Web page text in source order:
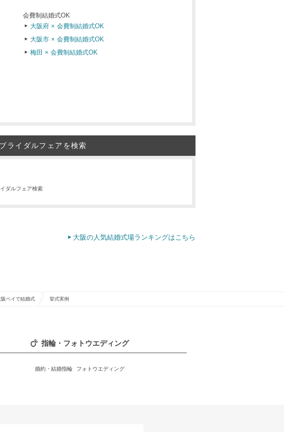
会費制結婚式OK
大阪府 × 会費制結婚式OK
大阪市 × 会費制結婚式OK
梅田 × 会費制結婚式OK
ライダルフェアを検索
ダルフェア検索
大阪の人気結婚式場ランキングはこちら
ベイで結婚式 挙式実例
指輪・フォトウエディング
婚約・結婚指輪 フォトウエディング